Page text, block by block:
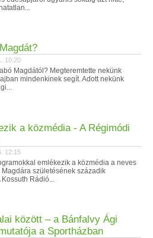
10:20
Magdától? Megteremtette nekünk
mindenkinek segít. Adott nekünk
a közmédia - A Régimódi
12:15
emlékezik a közmédia a neves
Magdára születésének századik
Rádió...
között – a Bánfalvy Ági
a Sportházban